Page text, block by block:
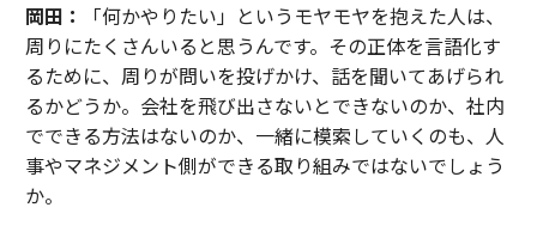
岡田：
「何かやりたい」というモヤモヤを抱えた人は、
周りにたくさんいると思うんです。その正体を言語化す
るために、周りが問いを投げかけ、話を聞いてあげられ
るかどうか。会社を飛び出さないとできないのか、社内
でできる方法はないのか、一緒に模索していくのも、人
事やマネジメント側ができる取り組みではないでしょう
か。